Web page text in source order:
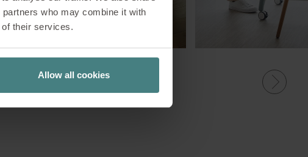
who may combine it with
of their services.
Allow all cookies